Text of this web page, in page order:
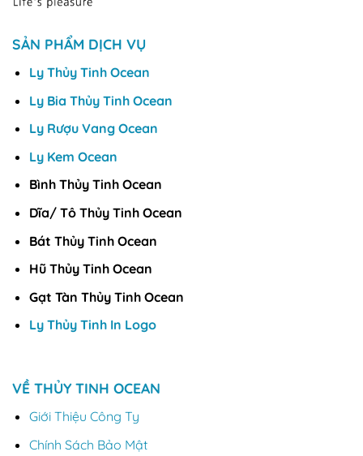
SẢN PHẨM DỊCH VỤ
Ly Thủy Tinh Ocean
Ly Bia Thủy Tinh Ocean
Ly Rượu Vang Ocean
Ly Kem Ocean
Bình Thủy Tinh Ocean
Dĩa/ Tô Thủy Tinh Ocean
Bát Thủy Tinh Ocean
Hũ Thủy Tinh Ocean
Gạt Tàn Thủy Tinh Ocean
Ly Thủy Tinh In Logo
VỀ THỦY TINH OCEAN
Giới Thiệu Công Ty
Chính Sách Bảo Mật